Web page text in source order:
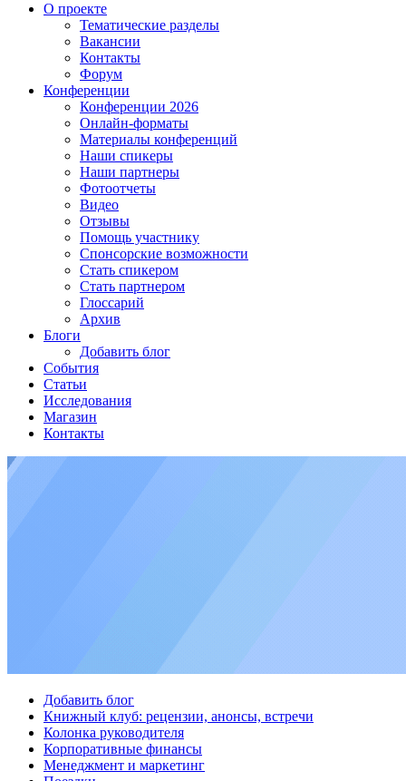
О проекте
Тематические разделы
Вакансии
Контакты
Форум
Конференции
Конференции 2026
Онлайн-форматы
Материалы конференций
Наши спикеры
Наши партнеры
Фотоотчеты
Видео
Отзывы
Помощь участнику
Спонсорские возможности
Стать спикером
Стать партнером
Глоссарий
Архив
Блоги
Добавить блог
События
Статьи
Исследования
Магазин
Контакты
Добавить блог
Книжный клуб: рецензии, анонсы, встречи
Колонка руководителя
Корпоративные финансы
Менеджмент и маркетинг